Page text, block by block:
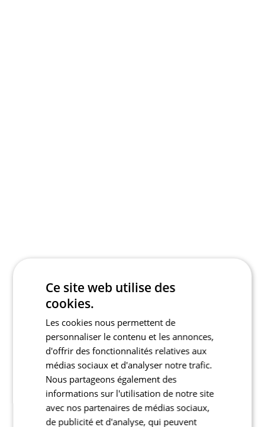
Ce site web utilise des
cookies.
Les cookies nous permettent de
personnaliser le contenu et les annonces,
d'offrir des fonctionnalités relatives aux
médias sociaux et d'analyser notre trafic.
Nous partageons également des
informations sur l'utilisation de notre site
avec nos partenaires de médias sociaux,
de publicité et d'analyse, qui peuvent